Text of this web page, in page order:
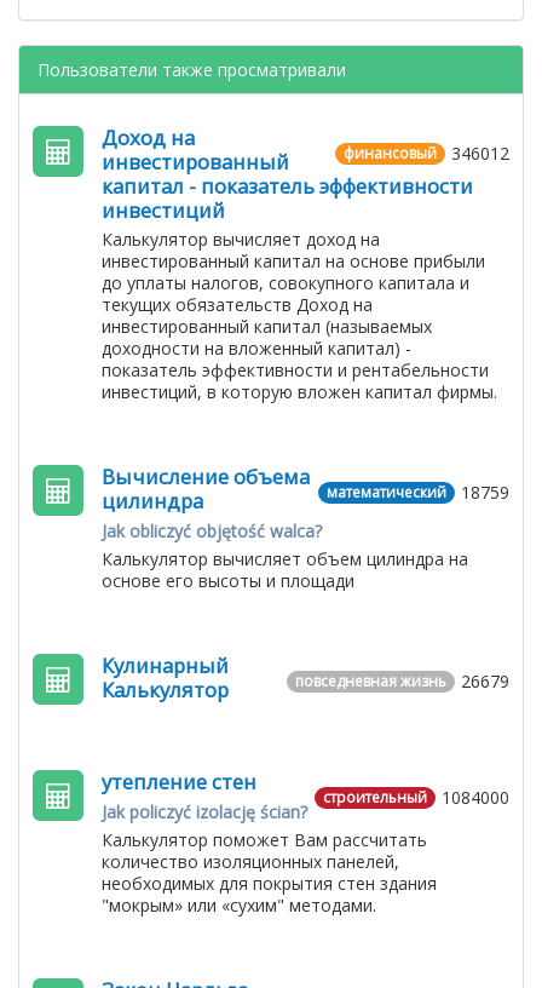
Пользователи также просматривали
346012
финансовый
Доход на
инвестированный
капитал - показатель эффективности
инвестиций
Калькулятор вычисляет доход на
инвестированный капитал на основе прибыли
до уплаты налогов, совокупного капитала и
текущих обязательств Доход на
инвестированный капитал (называемых
доходности на вложенный капитал) -
показатель эффективности и рентабельности
инвестиций, в которую вложен капитал фирмы.
18759
математический
Вычисление объема
цилиндра
Jak obliczyć objętość walca?
Калькулятор вычисляет объем цилиндра на
основе его высоты и площади
26679
повседневная жизнь
Кулинарный
Калькулятор
1084000
строительный
утепление стен
Jak policzyć izolację ścian?
Калькулятор поможет Вам рассчитать
количество изоляционных панелей,
необходимых для покрытия стен здания
"мокрым» или «сухим" методами.